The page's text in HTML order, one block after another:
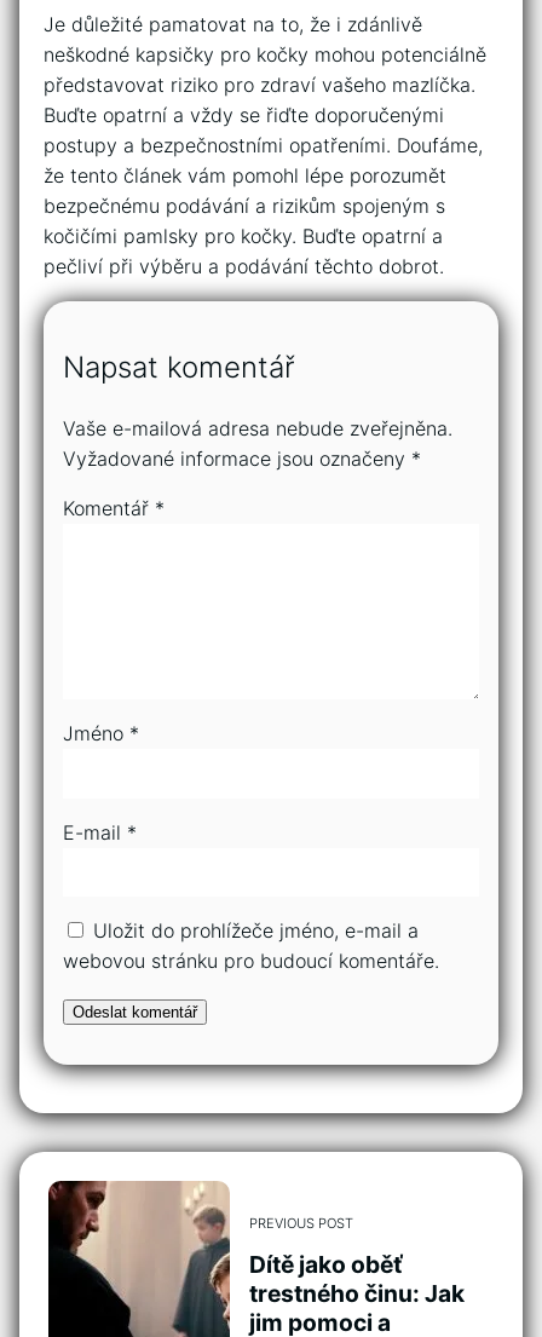
Je důležité pamatovat na to, že i‍ zdánlivě
neškodné kapsičky‍ pro kočky mohou ⁣potenciálně
představovat riziko pro zdraví vašeho mazlíčka.‍
Buďte opatrní a vždy se řiďte doporučenými
postupy a bezpečnostními ​opatřeními.​ Doufáme,
že tento článek vám pomohl lépe ⁢porozumět
bezpečnému podávání a rizikům spojeným s
kočičími pamlsky pro kočky. ‍Buďte opatrní a
pečliví​ při výběru a​ podávání těchto dobrot.
Napsat komentář
Vaše e-mailová adresa nebude zveřejněna.
Vyžadované informace jsou označeny *
Komentář *
Jméno *
E-mail *
Uložit do prohlížeče jméno, e-mail a
webovou stránku pro budoucí komentáře.
PREVIOUS POST
Dítě jako oběť
trestného činu: Jak
jim pomoci a